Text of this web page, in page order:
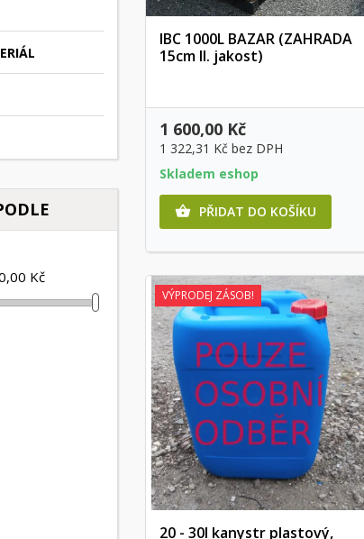
Kč
Rychlý náhled
IBC 1000L BAZAR (ZAHRADA
15cm II. jakost)
1 600,00 Kč
1 322,31 Kč bez DPH
Skladem eshop
 PŘIDAT DO KOŠÍKU
VÝPRODEJ ZÁSOB!
20 - 30l kanystr plastový,